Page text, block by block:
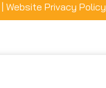
Website Privacy Policy